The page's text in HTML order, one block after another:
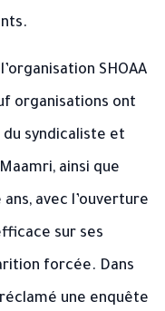
SHOAA
organisations ont
syndicaliste et
ainsi que
avec l’ouverture
sur ses
forcée. Dans
une enquête